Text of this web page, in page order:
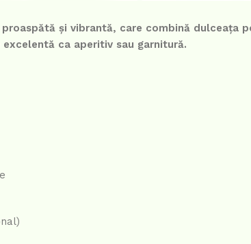
proaspătă și vibrantă, care combină dulceața
ca aperitiv sau garnitură.